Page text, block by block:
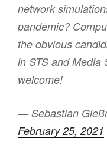
network
pandemic?
the obvious
in STS and Media
welcome!
— Sebastian
February 25, 2021